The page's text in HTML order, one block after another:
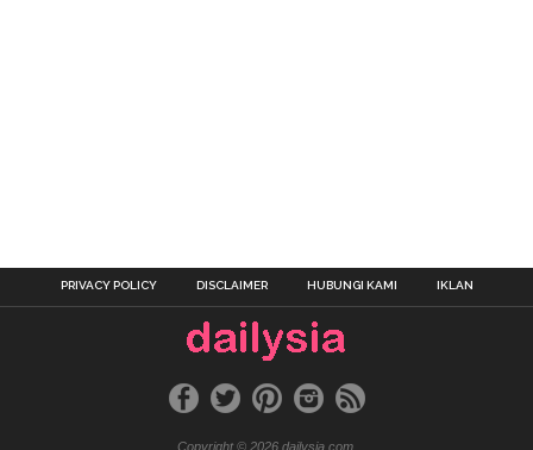
PRIVACY POLICY DISCLAIMER HUBUNGI KAMI IKLAN
Copyright © 2026 dailysia.com.